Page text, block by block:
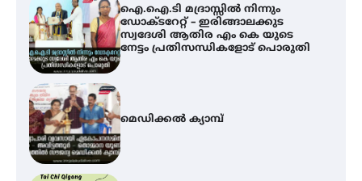
മെഡിക്കൽ ക്യാമ്പ്
തായ് ചി – ക്വിഗോങ്ങ്
പരിചയപ്പെടാം